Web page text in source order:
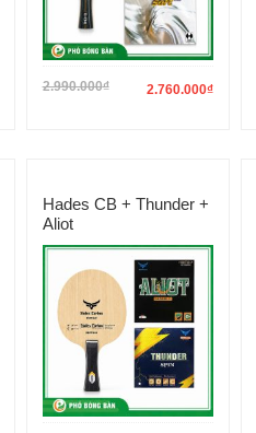
2.990.000₫ 2.760.000₫
Hades CB + Thunder +
Aliot